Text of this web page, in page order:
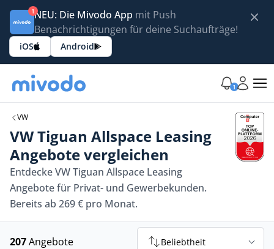
1NEU: Die Mivodo App mit Push
Benachrichtigungen für deine Suchaufträge!
iOS Android
1
VW
VW Tiguan Allspace Leasing
Angebote vergleichen
Entdecke VW Tiguan Allspace Leasing
Angebote für Privat- und Gewerbekunden.
Bereits ab 269 € pro Monat.
207Angebote Beliebtheit